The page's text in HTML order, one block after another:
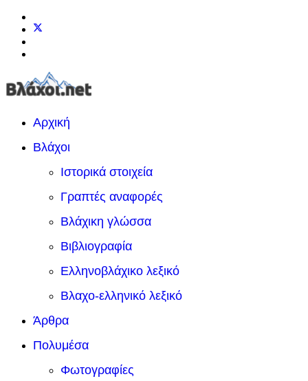
Αρχική
Βλάχοι
Ιστορικά στοιχεία
Γραπτές αναφορές
Βλάχικη γλώσσα
Βιβλιογραφία
Ελληνοβλάχικο λεξικό
Βλαχο-ελληνικό λεξικό
Άρθρα
Πολυμέσα
Φωτογραφίες